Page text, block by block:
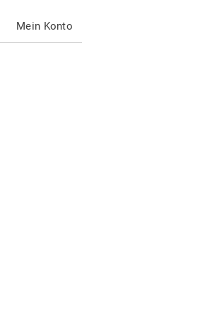
Mein Konto